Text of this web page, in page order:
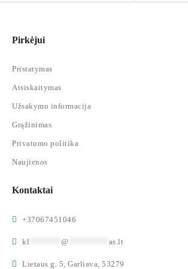
Pirkėjui
Pristatymas
Atsiskaitymas
Užsakymo informacija
Grąžinimas
Privatumo politika
Naujienos
Kontaktai
+37067451046
kl @ as.lt
Lietaus g. 5, Garliava, 53279